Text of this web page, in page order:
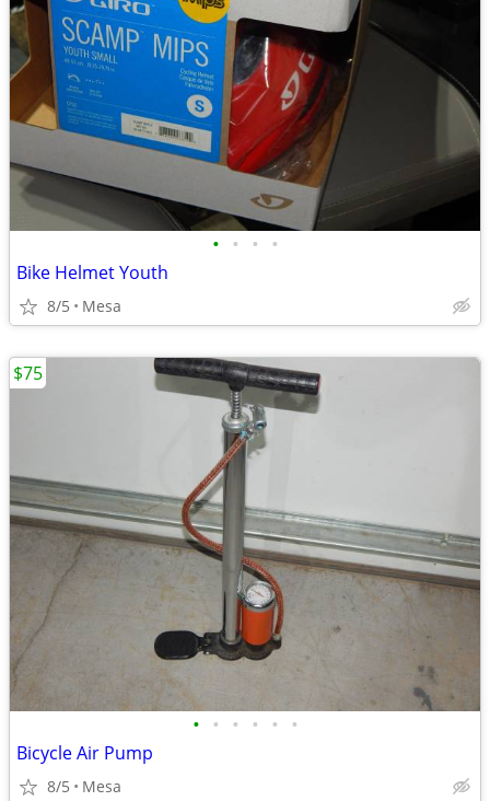
• • • •
Bike Helmet Youth
8/5 Mesa
• • • • • •
Bicycle Air Pump
8/5 Mesa
$75